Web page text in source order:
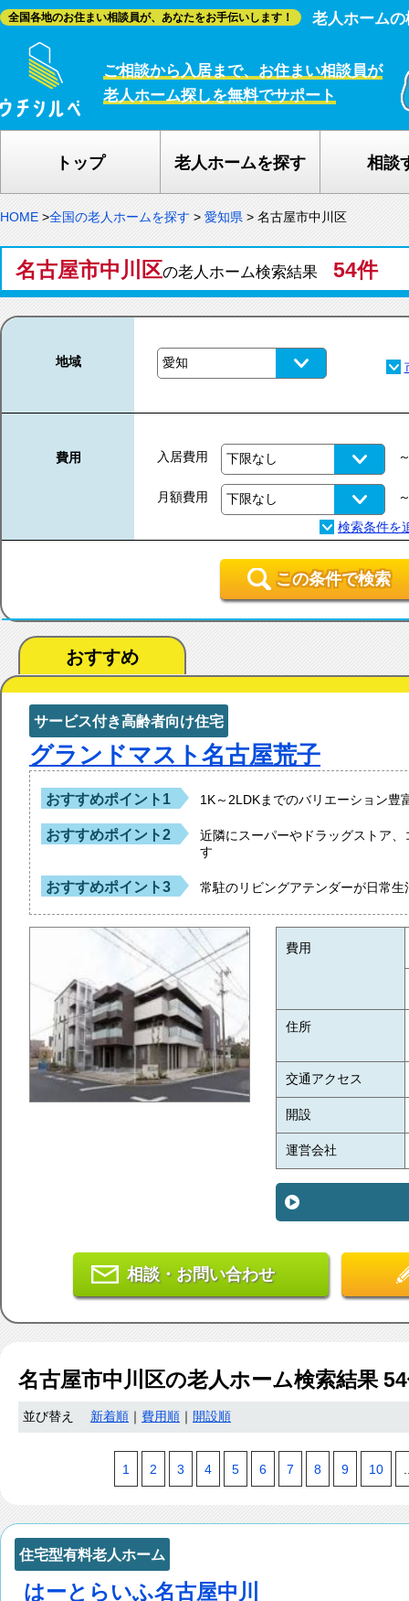
全国各地のお住まい相談員が、あなたをお手伝いします！ 老人ホーム
ご相談から入居まで、お住まい相談員が
老人ホーム探しを無料でサポート
トップ 老人ホームを探す 相談
HOME >全国の老人ホームを探す > 愛知県 > 名古屋市中川区
名古屋市中川区の老人ホーム検索結果 54件
地域
費用 入居費用
月額費用
この条件で検索
おすすめ
サービス付き高齢者向け住宅
グランドマスト名古屋荒子
おすすめポイント1 1K～2LDKまでのバリエーション豊
おすすめポイント2
近隣にスーパーやドラッグストア
す
おすすめポイント3 常駐のリビングアテンダーが日常
費用
住所
交通アクセス
開設
運営会社
相談・お問い合わせ
名古屋市中川区の老人ホーム検索結果 54
並び替え 新着順 費用順 開設順
1 2 3 4 5 6 7 8 9 10
住宅型有料老人ホーム
はーとらいふ名古屋中川